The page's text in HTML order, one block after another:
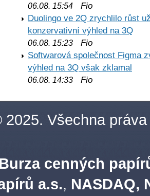
06.08. 15:54 Fio
Duolingo ve 2Q zrychlilo růst
konzervativní výhled na 3Q
06.08. 15:23 Fio
Softwarová společnost Figma
výhled na 3Q však zklamal
06.08. 14:33 Fio
2025. Všechna práva
Burza cenných
a.s., NASDAQ,